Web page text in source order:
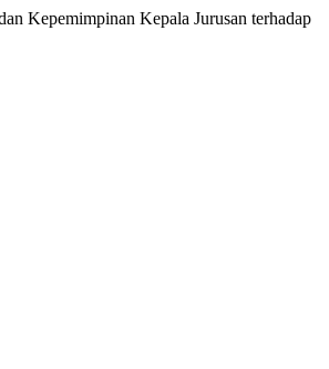
Kepemimpinan Kepala Jurusan terhadap